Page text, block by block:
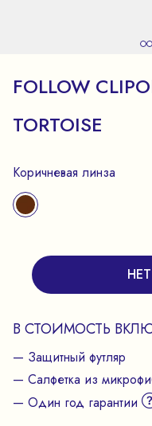
FOLLOW
TORTOISE
Коричневая линза
В СТОИМОСТЬ
— Защитный футляр
— Салфетка из
— Один год гарантии